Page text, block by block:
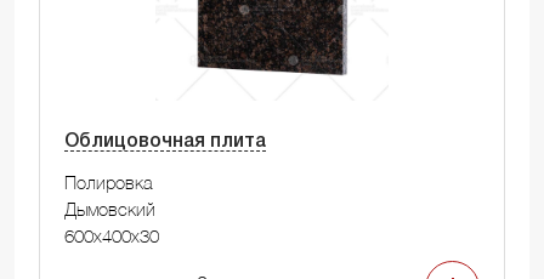
Облицовочная плита
Полировка
Дымовский
600x400x30